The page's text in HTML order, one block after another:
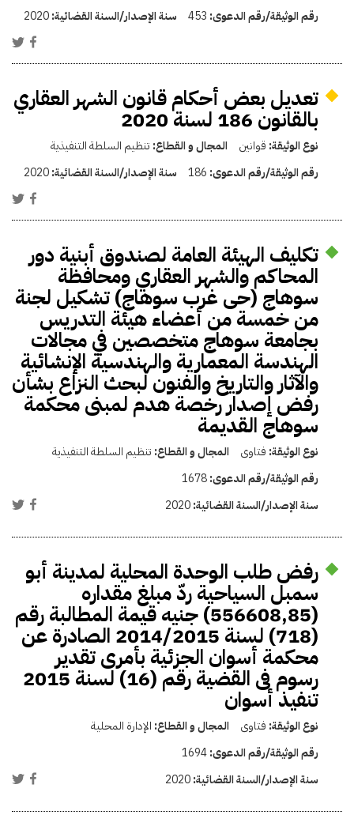
رقم الوثيقة/رقم الدعوى: 453 سنة الإصدار/السنة القضائية:2020
تعديل بعض أحكام قانون الشهر العقاري
بالقانون 186 لسنة 2020
نوع الوثيقة: قوانين المجال و القطاع: تنظيم السلطة التنفيذية
رقم الوثيقة/رقم الدعوى: 186 سنة الإصدار/السنة القضائية:2020
تكليف الهيئة العامة لصندوق أبنية دور
المحاكم والشهر العقاري ومحافظة
سوهاج (حى غرب سوهاج) تشكيل لجنة
من خمسة من أعضاء هيئة التدريس
بجامعة سوهاج متخصصين في مجالات
الهندسة المعمارية والهندسية الإنشائية
والآثار والتاريخ والفنون لبحث النزاع بشأن
رفض إصدار رخصة هدم لمبنى محكمة
سوهاج القديمة
نوع الوثيقة: فتاوى المجال و القطاع: تنظيم السلطة التنفيذية
رقم الوثيقة/رقم الدعوى:1678
سنة الإصدار/السنة القضائية:2020
رفض طلب الوحدة المحلية لمدينة أبو
سمبل السياحية ردّ مبلغ مقداره
(556608,85) جنيه قيمة المطالبة رقم
(718) لسنة 2014/2015 الصادرة عن
محكمة أسوان الجزئية بأمرى تقدير
رسوم فى القضية رقم (16) لسنة 2015
تنفيذ أسوان
نوع الوثيقة: فتاوى المجال و القطاع: الإدارة المحلية
رقم الوثيقة/رقم الدعوى:1694
سنة الإصدار/السنة القضائية:2020